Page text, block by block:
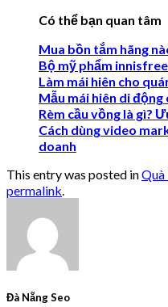
Có thể bạn quan tâm
Mua bồn tắm hãng
Bộ mỹ phẩm
Làm mái hiên cho
Mẫu mái hiên di động
Rèm cầu vồng là gì?
Cách dùng video
doanh
This entry was posted inQuà
permalink
Đà Nẵng Seo